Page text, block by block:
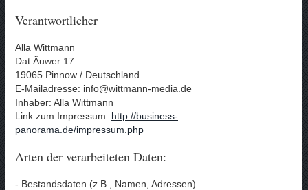
Verantwortlicher
Alla Wittmann
Dat Äuwer 17
19065 Pinnow / Deutschland
E-Mailadresse: info@wittmann-media.de
Inhaber: Alla Wittmann
Link zum Impressum: http://business-
panorama.de/impressum.php
Arten der verarbeiteten Daten:
- Bestandsdaten (z.B., Namen, Adressen).